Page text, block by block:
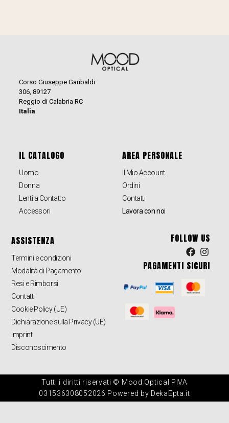
Corso Giuseppe Garibaldi
306, 89127
Reggio di Calabria RC
Italia
IL CATALOGO
Uomo
Donna
Lenti a Contatto
Accessori
AREA PERSONALE
Il Mio Account
Ordini
Contatti
Lavora con noi
ASSISTENZA
Termini e condizioni
Modalità di Pagamento
Resi e Rimborsi
Contatti
Cookie Policy (UE)
Dichiarazione sulla Privacy (UE)
Imprint
Disconoscimento
FOLLOW US
PAGAMENTI SICURI
Tutti i diritti riservati © Mood Optical PIVA
031536308052026 Powered by DekaEpta.it